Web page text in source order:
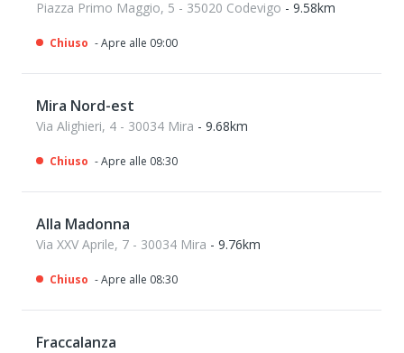
Piazza Primo Maggio, 5 - 35020 Codevigo - 9.58km
Chiuso - Apre alle 09:00
Mira Nord-est
Via Alighieri, 4 - 30034 Mira - 9.68km
Chiuso - Apre alle 08:30
Alla Madonna
Via XXV Aprile, 7 - 30034 Mira - 9.76km
Chiuso - Apre alle 08:30
Fraccalanza